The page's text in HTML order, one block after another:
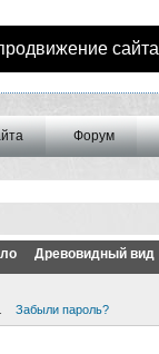
сайта
Форум
Древовидный вид
Забыли пароль?